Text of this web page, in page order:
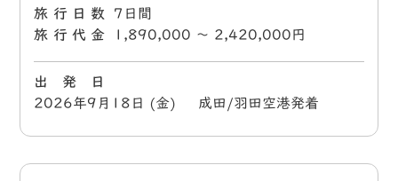
旅行日数
7日間
旅行代金
1,890,000 〜 2,420,000円
出 発 日
2026年9月18日 (金) 成田/羽田空港発着